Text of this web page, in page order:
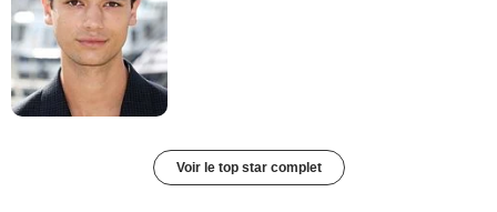
Voir le top star complet